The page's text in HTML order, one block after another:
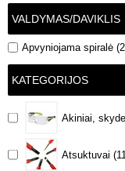
VALDYMAS/DAVIKLIS
Apvyniojama spiralė
KATEGORIJOS
Akiniai,
Atsuktuvai